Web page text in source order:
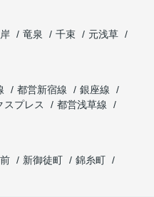
竜泉 千束
元浅草
都営新宿線
銀座線
スプレス
都営浅草線
新御徒町
錦糸町